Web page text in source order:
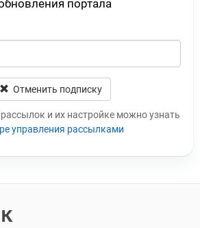
портала
Отменить подписку
и их настройке можно узнать
управления рассылками